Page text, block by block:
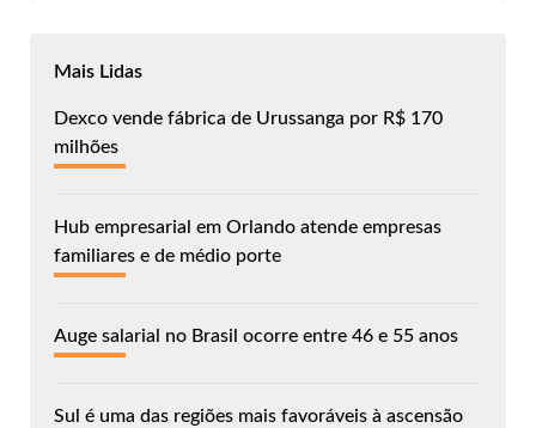
Mais Lidas
Dexco vende fábrica de Urussanga por R$ 170
milhões
Hub empresarial em Orlando atende empresas
familiares e de médio porte
Auge salarial no Brasil ocorre entre 46 e 55 anos
Sul é uma das regiões mais favoráveis à ascensão